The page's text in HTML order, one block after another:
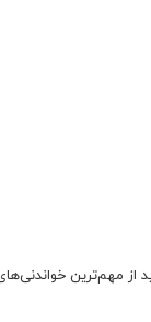
از مهم‌ترین